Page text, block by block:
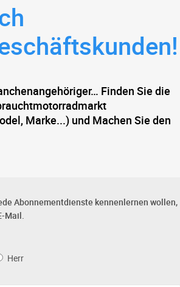
Finden Sie die
Marke...) und Machen Sie den
Abonnementdienste kennenlernen wollen,
Mail.
Herr